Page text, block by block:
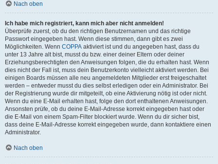
Nach oben
Ich habe mich registriert, kann mich aber nicht anmelden!
Überprüfe zuerst, ob du den richtigen Benutzernamen und das richtige
Passwort eingegeben hast. Wenn diese stimmen, dann gibt es zwei
Möglichkeiten. Wenn COPPA aktiviert ist und du angegeben hast, dass du
unter 13 Jahre alt bist, musst du bzw. einer deiner Eltern oder deiner
Erziehungsberechtigten den Anweisungen folgen, die du erhalten hast. Wenn
dies nicht der Fall ist, muss dein Benutzerkonto vielleicht aktiviert werden. Bei
einigen Boards müssen alle neu angemeldeten Mitglieder erst freigeschaltet
werden – entweder musst du dies selbst erledigen oder ein Administrator. Bei
der Registrierung wurde dir mitgeteilt, ob eine Aktivierung nötig ist oder nicht.
Wenn du eine E-Mail erhalten hast, folge den dort enthaltenen Anweisungen.
Ansonsten prüfe, ob du deine E-Mail-Adresse korrekt eingegeben hast oder
die E-Mail von einem Spam-Filter blockiert wurde. Wenn du dir sicher bist,
dass deine E-Mail-Adresse korrekt eingegeben wurde, dann kontaktiere einen
Administrator.
Nach oben